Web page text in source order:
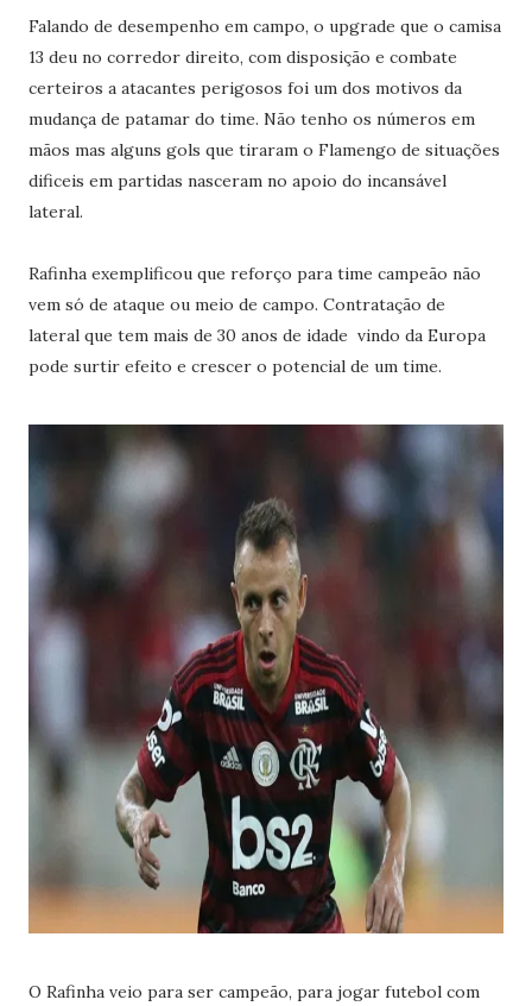
Falando de desempenho em campo, o upgrade que o camisa
13 deu no corredor direito, com disposição e combate
certeiros a atacantes perigosos foi um dos motivos da
mudança de patamar do time. Não tenho os números em
mãos mas alguns gols que tiraram o Flamengo de situações
dificeis em partidas nasceram no apoio do incansável
lateral.
Rafinha exemplificou que reforço para time campeão não
vem só de ataque ou meio de campo. Contratação de
lateral que tem mais de 30 anos de idade vindo da Europa
pode surtir efeito e crescer o potencial de um time.
O Rafinha veio para ser campeão, para jogar futebol com